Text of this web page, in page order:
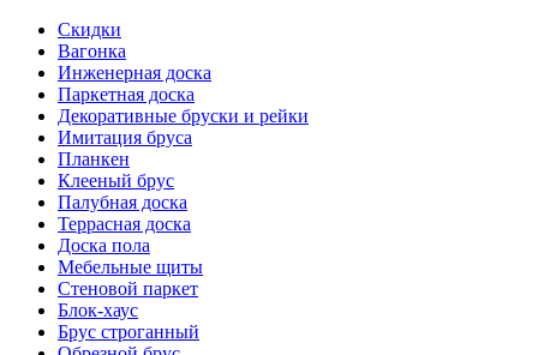
Скидки
Вагонка
Инженерная доска
Паркетная доска
Декоративные бруски и рейки
Имитация бруса
Планкен
Клееный брус
Палубная доска
Террасная доска
Доска пола
Мебельные щиты
Стеновой паркет
Блок-хаус
Брус строганный